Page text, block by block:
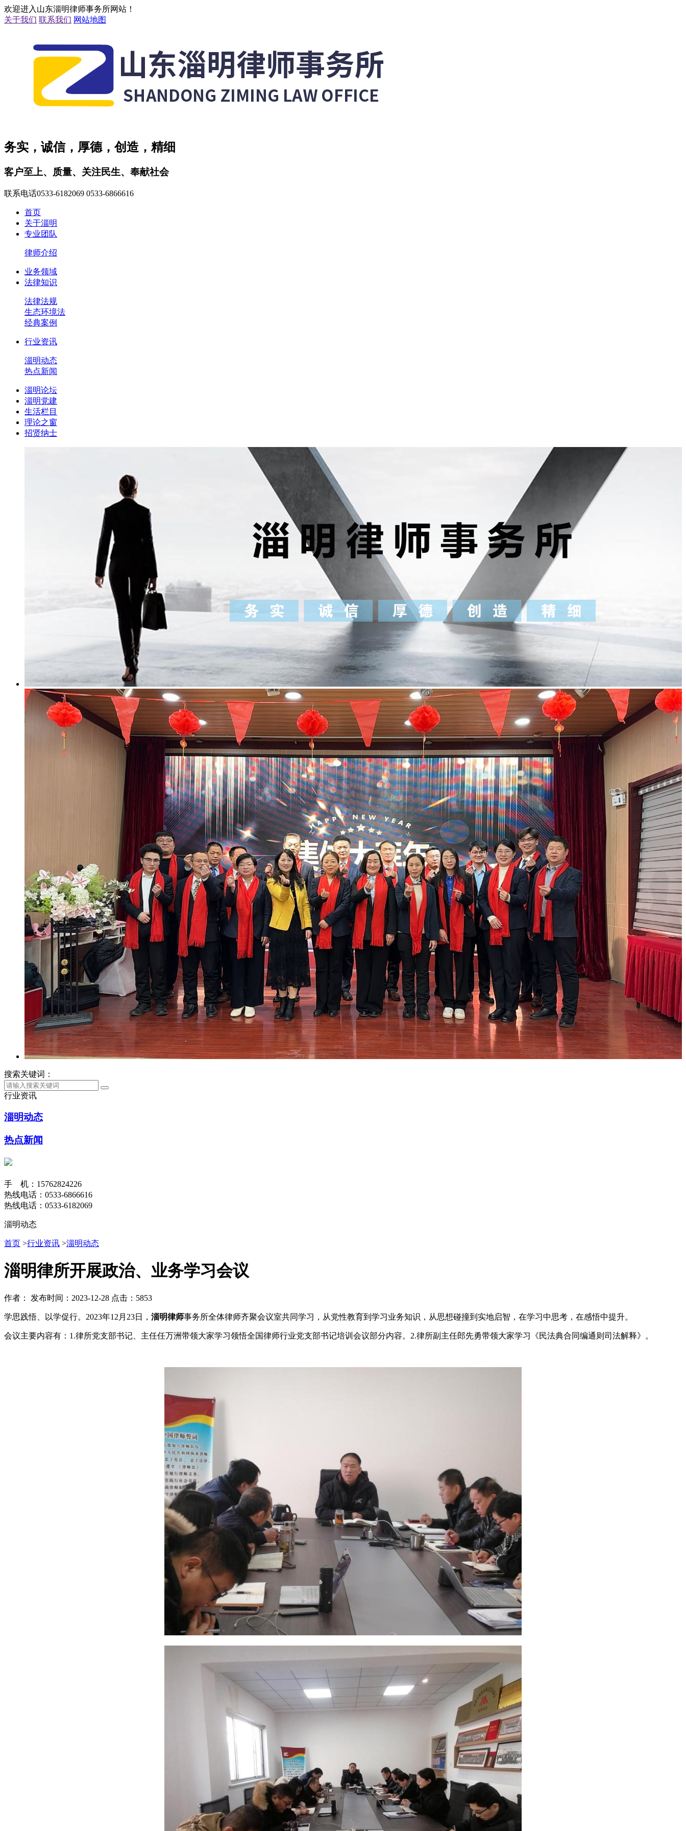
欢迎进入山东淄明律师事务所网站！
关于我们 联系我们 网站地图
务实，诚信，厚德，创造，精细
客户至上、质量、关注民生、奉献社会
联系电话0533-6182069 0533-6866616
首页
关于淄明
专业团队
律师介绍
业务领域
法律知识
法律法规
生态环境法
经典案例
行业资讯
淄明动态
热点新闻
淄明论坛
淄明党建
生活栏目
理论之窗
招贤纳士
搜索关键词：
行业资讯
淄明动态
热点新闻
手 机：15762824226
热线电话：0533-6866616
热线电话：0533-6182069
淄明动态
首页 >行业资讯 >淄明动态
淄明律所开展政治、业务学习会议
作者： 发布时间：2023-12-28 点击：5853
学思践悟、以学促行。2023年12月23日， 淄明律师事务所全体律师齐聚会议室共同学习，从党性教育到学习业务知识，从思想碰撞到实地启智，在学习中思考，在感悟中提升。
会议主要内容有：1.律所党支部书记、主任任万洲带领大家学习领悟全国律师行业党支部书记培训会议部分内容。2.律所副主任郎先勇带领大家学习《民法典合同编通则司法解释》。